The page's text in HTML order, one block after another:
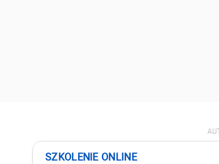
SZKOLENIE ONLINE